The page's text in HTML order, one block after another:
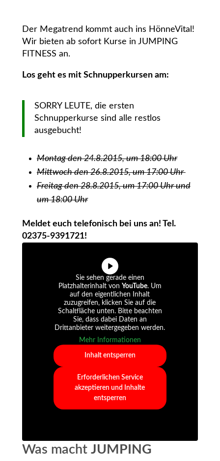
Der Megatrend kommt auch ins HönneVital!
Wir bieten ab sofort Kurse in JUMPING
FITNESS an.
Los geht es mit Schnupperkursen am:
SORRY LEUTE, die ersten
Schnupperkurse sind alle restlos
ausgebucht!
Montag den 24.8.2015, um 18:00 Uhr
Mittwoch den 26.8.2015, um 17:00 Uhr
Freitag den 28.8.2015, um 17:00 Uhr und
um 18:00 Uhr
Meldet euch telefonisch bei uns an! Tel.
02375-9391721!
Sie sehen gerade einen
Platzhalterinhalt von YouTube. Um
auf den eigentlichen Inhalt
zuzugreifen, klicken Sie auf die
Schaltfläche unten. Bitte beachten
Sie, dass dabei Daten an
Drittanbieter weitergegeben werden.
Mehr Informationen
Inhalt entsperren
Erforderlichen Service
akzeptieren und Inhalte
entsperren
Was macht JUMPING